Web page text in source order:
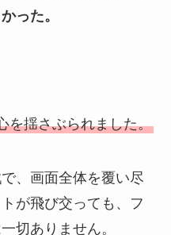
った。
を揺さぶられました。
、画面全体を覆い尽
が飛び交っても、フ
切ありません。